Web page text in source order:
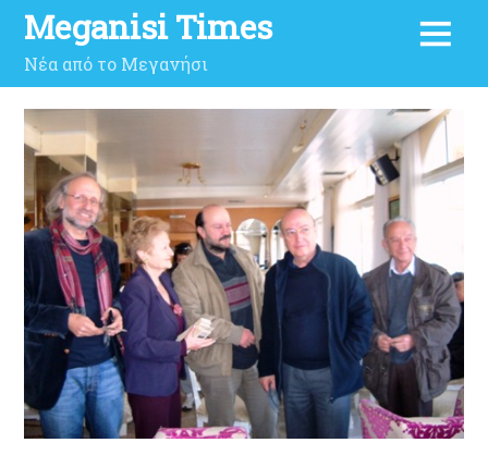
Meganisi Times
Νέα από το Μεγανήσι